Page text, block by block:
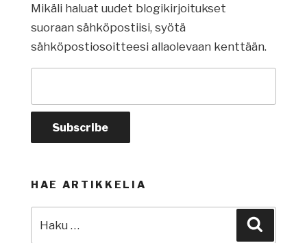
Mikäli haluat uudet blogikirjoitukset
suoraan sähköpostiisi, syötä
sähköpostiosoitteesi allaolevaan kenttään.
HAE ARTIKKELIA